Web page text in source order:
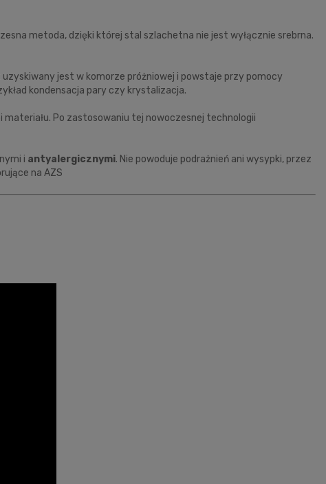
metoda, dzięki której stal szlachetna nie jest wyłącznie srebrna.
jest w komorze próżniowej i powstaje przy pomocy
kondensacja pary czy krystalizacja.
Po zastosowaniu tej nowoczesnej technologii
i antyalergicznymi. Nie powoduje podrażnień ani wysypki, przez
na AZS